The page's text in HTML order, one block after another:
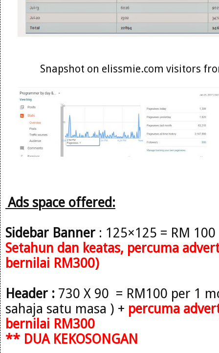
Snapshot on elissmie.com visitors
Ads space offered:
Sidebar Banner : 125×125 = RM
Setahun dan keatas, percuma
bernilai RM300)
Header : 730 X 90 = RM100 per 1
sahaja satu masa ) + percuma
bernilai RM300
** DUA KEKOSONGAN